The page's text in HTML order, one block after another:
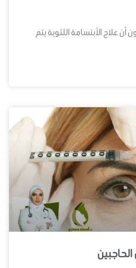
علاج الأبتسامة اللثوية يتم